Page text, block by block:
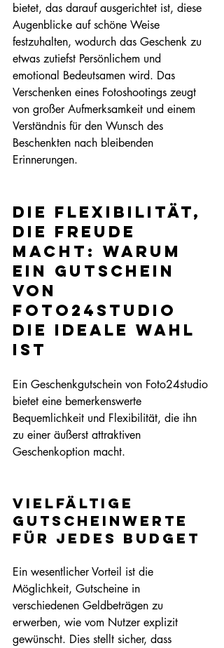
bietet, das darauf ausgerichtet ist, diese
Augenblicke auf schöne Weise
festzuhalten, wodurch das Geschenk zu
etwas zutiefst Persönlichem und
emotional Bedeutsamen wird. Das
Verschenken eines Fotoshootings zeugt
von großer Aufmerksamkeit und einem
Verständnis für den Wunsch des
Beschenkten nach bleibenden
Erinnerungen.
Die Flexibilität,
die Freude
macht: Warum
ein Gutschein
von
Foto24studio
die ideale Wahl
ist
Ein Geschenkgutschein von Foto24studio
bietet eine bemerkenswerte
Bequemlichkeit und Flexibilität, die ihn
zu einer äußerst attraktiven
Geschenkoption macht.
Vielfältige
Gutscheinwerte
für jedes Budget
Ein wesentlicher Vorteil ist die
Möglichkeit, Gutscheine in
verschiedenen Geldbeträgen zu
erwerben, wie vom Nutzer explizit
gewünscht. Dies stellt sicher, dass